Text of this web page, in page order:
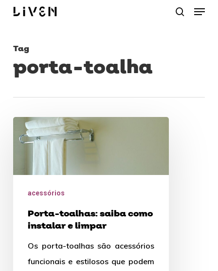
Skip
content
Menu
Tag
porta-toalha
Porta-
toalhas:
como
limpar
acessórios
Porta-toalhas: saiba como
instalar e limpar
Os porta-toalhas são acessórios
funcionais e estilosos que podem